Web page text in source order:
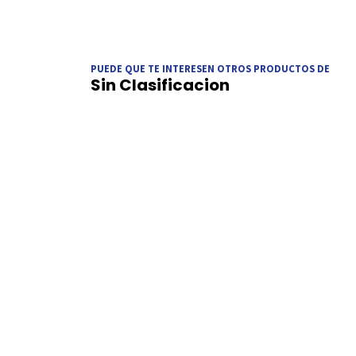
PUEDE QUE TE INTERESEN OTROS PRODUCTOS DE
Sin Clasificacion